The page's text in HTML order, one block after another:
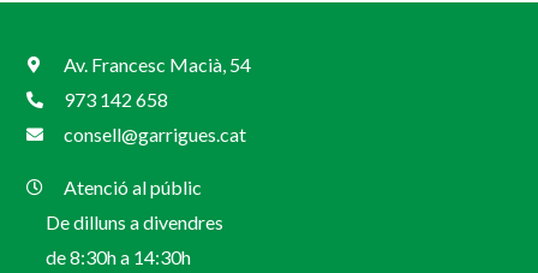
Av. Francesc Macià, 54
973 142 658
consell@garrigues.cat
Atenció al públic
De dilluns a divendres
de 8:30h a 14:30h